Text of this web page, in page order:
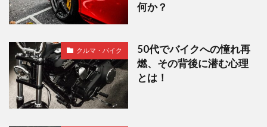
何か？
クルマ・バイク
50代でバイクへの憧れ再
燃、その背後に潜む心理
とは！